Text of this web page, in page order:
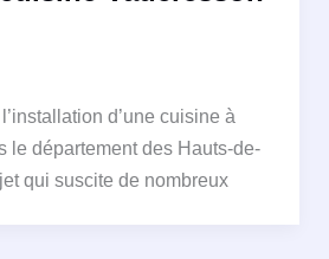
d’une cuisine à
le département des Hauts-de-
qui suscite de nombreux